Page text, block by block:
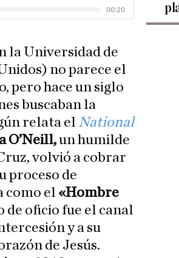
la Universidad de
no parece el
pero hace un siglo
buscaban la
relata el National
O’Neill,un humilde
volvió a cobrar
proceso de
como el «Hombre
de oficio fue el canal
y a su
de Jesús.